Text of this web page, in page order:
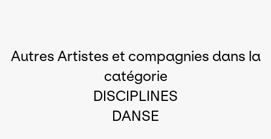
Autres Artistes et compagnies dans la
catégorie
DISCIPLINES
DANSE